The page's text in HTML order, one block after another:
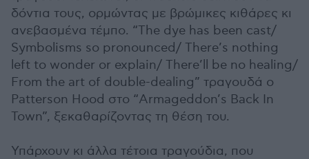
δόντια τους, ορμώντας με βρώμικες κιθάρες κι
ανεβασμένα τέμπο. “The dye has been cast/
Symbolisms so pronounced/ There’s nothing
left to wonder or explain/ There’ll be no healing/
From the art of double-dealing” τραγουδά ο
Patterson Hood στο “Armageddon’s Back In
Town”, ξεκαθαρίζοντας τη θέση του.
Υπάρχουν κι άλλα τέτοια τραγούδια, που